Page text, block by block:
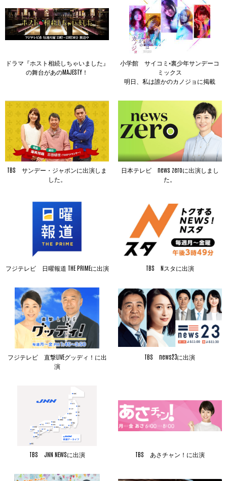
ドラマ『ホスト相続しちゃいました』
の舞台があのMAJESTY！
小学館 サイコミ×裏少年サンデーコ
ミックス
明日、私は誰かのカノジョに掲載
TBS サンデー・ジャポンに出演しま
した。
日本テレビ news zeroに出演しまし
た。
フジテレビ 日曜報道 THE PRIMEに出演 TBS Nスタに出演
フジテレビ 直撃LIVEグッディ！に出
演
TBS news23に出演
TBS JNN NEWSに出演 TBS あさチャン！に出演